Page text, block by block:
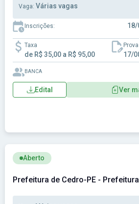
Vaga: Várias vagas
Inscrições: 18/
Taxa
de R$ 35,00 a R$ 95,00
Prova
17/
BANCA
Edital Ver
Ver concurso: Prefeitura de Cedro-
Aberto
Prefeitura de Cedro-PE -